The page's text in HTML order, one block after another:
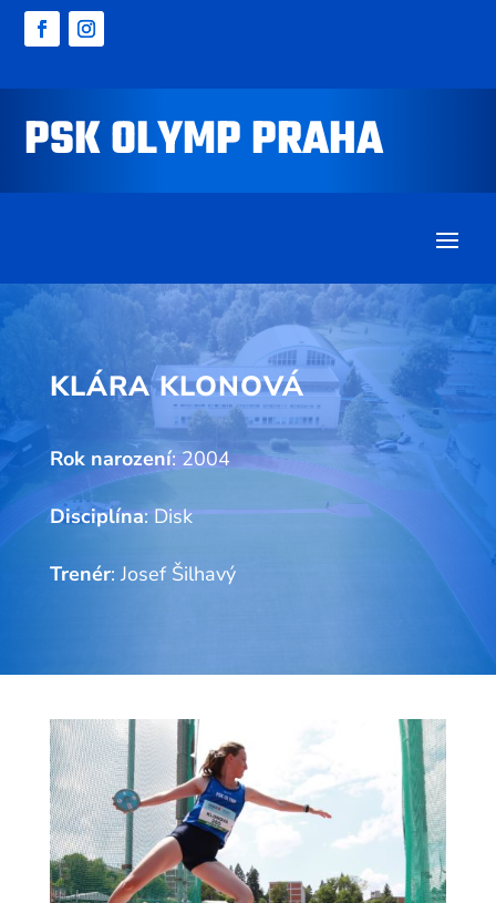
PSK OLYMP PRAHA
KLÁRA KLONOVÁ
Rok narození: 2004
Disciplína: Disk
Trenér: Josef Šilhavý